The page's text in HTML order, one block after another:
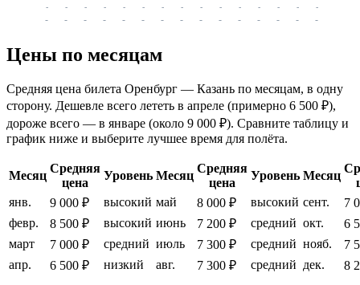
-
-
-
-
-
-
-
-
-
-
-
-
-
-
-
-
-
-
-
-
-
-
-
-
-
-
-
-
-
-
Цены по месяцам
Средняя цена билета Оренбург — Казань по месяцам, в одну
сторону. Дешевле всего лететь в апреле (примерно 6 500 ₽),
дороже всего — в январе (около 9 000 ₽). Сравните таблицу и
график ниже и выберите лучшее время для полёта.
Месяц
Средняя
цена
Уровень Месяц
Средняя
цена
Уровень Месяц
янв.
9 000 ₽ высокий май 8 000 ₽ высокий сент.
7
февр.
8 500 ₽ высокий июнь 7 200 ₽ средний окт.
6
март
7 000 ₽ средний июль 7 300 ₽ средний нояб.
7
апр.
6 500 ₽ низкий авг. 7 300 ₽ средний дек. 8